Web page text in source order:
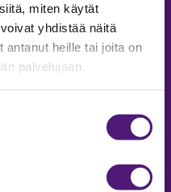
miten käytät
yhdistää näitä
antanut heille tai joita on
palvelujaan.